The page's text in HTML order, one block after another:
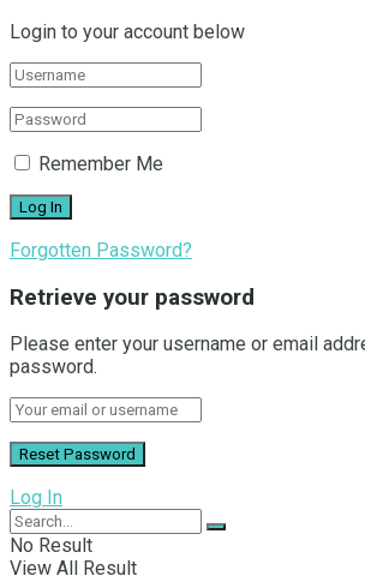
Login to your account below
Remember Me
Forgotten Password?
Retrieve your password
Please enter your username or email
password.
Log In
No Result
View All Result